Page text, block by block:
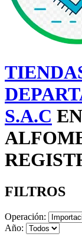
S.A.C
FILTROS
Operación:
Año: